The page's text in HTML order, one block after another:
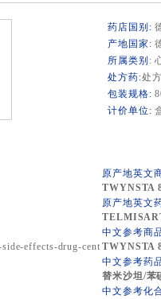
药店国别:
产地国家:
所属类别 :
处方药:处
包装规格:
计价单位:
effects-drug-cent
原产地英文
TWYNSTA
原产地英文
中文参考商
TWYNSTA
中文参考药
替米沙坦/苯
中文参考化